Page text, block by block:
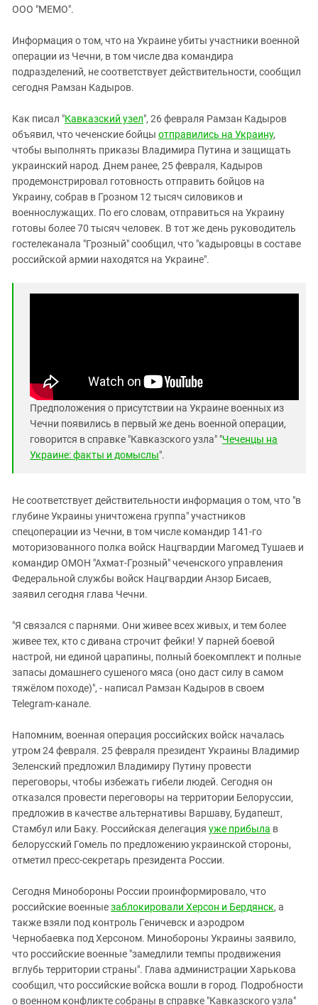
ИНАКОМЫСЛИЕ В ЧЕЧНЕ
ПРЕСЛЕДОВАНИЕ АКТИВИСТОВ
МОБИЛИЗАЦИЯ И ПРОТЕСТЫ
Дагестан
Ингушетия
Кабардино-Балкария
Калмыкия
Краснодарский край
Нагорный Карабах
Российская Федерация
Ростовская область
Северная Осетия - Алания
СКФО
Ставропольский край
ООО "МЕМО".
Информация о том, что на Украине убиты участники военной
операции из Чечни, в том числе два командира
подразделений, не соответствует действительности, сообщил
сегодня Рамзан Кадыров.
Как писал "Кавказский узел", 26 февраля Рамзан Кадыров
объявил, что чеченские бойцы отправились на Украину,
чтобы выполнять приказы Владимира Путина и защищать
украинский народ. Днем ранее, 25 февраля, Кадыров
продемонстрировал готовность отправить бойцов на
Украину, собрав в Грозном 12 тысяч силовиков и
военнослужащих. По его словам, отправиться на Украину
готовы более 70 тысяч человек. В тот же день руководитель
гостелеканала "Грозный" сообщил, что "кадыровцы в составе
российской армии находятся на Украине".
Предположения о присутствии на Украине военных из
Чечни появились в первый же день военной операции,
говорится в справке "Кавказского узла" "Чеченцы на
Украине: факты и домыслы".
Не соответствует действительности информация о том, что "в
глубине Украины уничтожена группа" участников
спецоперации из Чечни, в том числе командир 141-го
моторизованного полка войск Нацгвардии Магомед Тушаев и
командир ОМОН "Ахмат-Грозный" чеченского управления
Федеральной службы войск Нацгвардии Анзор Бисаев,
заявил сегодня глава Чечни.
"Я связался с парнями. Они живее всех живых, и тем более
живее тех, кто с дивана строчит фейки! У парней боевой
настрой, ни единой царапины, полный боекомплект и полные
запасы домашнего сушеного мяса (оно даст силу в самом
тяжёлом походе)", - написал Рамзан Кадыров в своем
Telegram-канале.
Напомним, военная операция российских войск началась
утром 24 февраля. 25 февраля президент Украины Владимир
Зеленский предложил Владимиру Путину провести
переговоры, чтобы избежать гибели людей. Сегодня он
отказался провести переговоры на территории Белоруссии,
предложив в качестве альтернативы Варшаву, Будапешт,
Стамбул или Баку. Российская делегация уже прибыла в
белорусский Гомель по предложению украинской стороны,
отметил пресс-секретарь президента России.
Сегодня Минобороны России проинформировало, что
российские военныезаблокировали Херсон и Бердянск, а
также взяли под контроль Геничевск и аэродром
Чернобаевка под Херсоном. Минобороны Украины заявило,
что российские военные "замедлили темпы продвижения
вглубь территории страны". Глава администрации Харькова
сообщил, что российские войска вошли в город. Подробности
о военном конфликте собраны в справке "Кавказского узла"